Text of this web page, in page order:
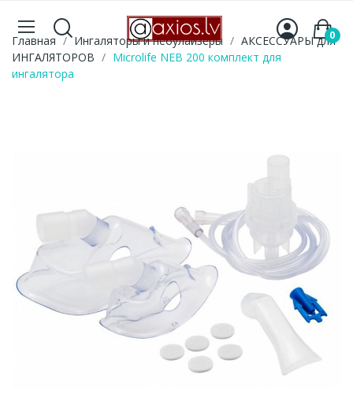
0
Главная Ингаляторы и небулайзеры
АКСЕССУАРЫ для
ИНГАЛЯТОРОВ
Microlife NEB 200 комплект для
ингалятора